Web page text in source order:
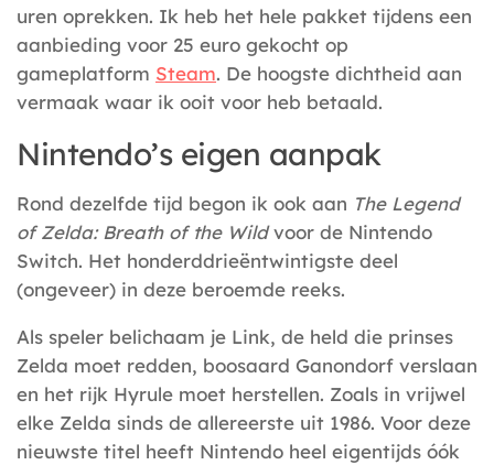
uren oprekken. Ik heb het hele pakket tijdens een
aanbieding voor 25 euro gekocht op
gameplatform Steam. De hoogste dichtheid aan
vermaak waar ik ooit voor heb betaald.
Nintendo’s eigen aanpak
Rond dezelfde tijd begon ik ook aan The Legend
of Zelda: Breath of the Wildvoor de Nintendo
Switch. Het honderddrieëntwintigste deel
(ongeveer) in deze beroemde reeks.
Als speler belichaam je Link, de held die prinses
Zelda moet redden, boosaard Ganondorf verslaan
en het rijk Hyrule moet herstellen. Zoals in vrijwel
elke Zelda sinds de allereerste uit 1986. Voor deze
nieuwste titel heeft Nintendo heel eigentijds óók